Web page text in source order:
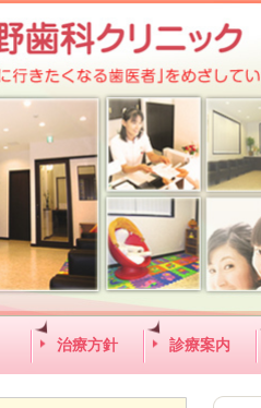
治療方針 診療案内